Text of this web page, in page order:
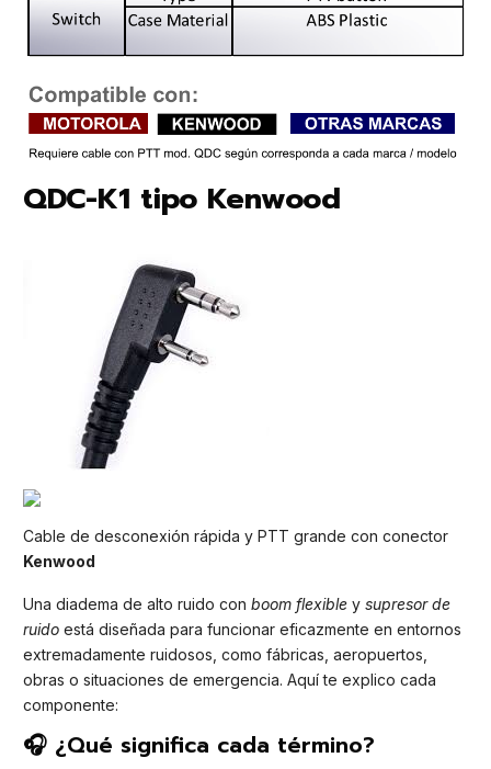
QDC-K1 tipo Kenwood
Cable de desconexión rápida y PTT grande con conector
Kenwood
Una diadema de alto ruido con boom flexible y supresor de
ruido está diseñada para funcionar eficazmente en entornos
extremadamente ruidosos, como fábricas, aeropuertos,
obras o situaciones de emergencia. Aquí te explico cada
componente:
🎧 ¿Qué significa cada término?